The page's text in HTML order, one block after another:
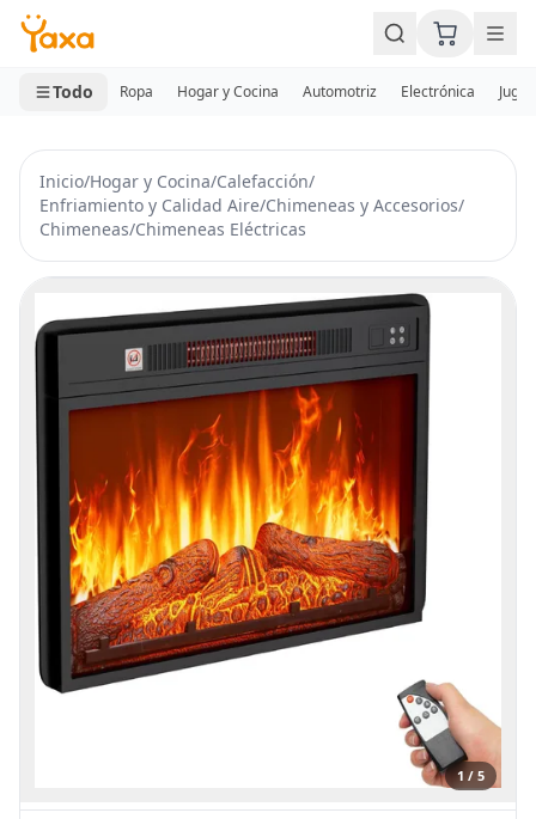
MINI CARRITO
0 productos
Todo Ropa Hogar y Cocina Automotriz Electrónica
Inicio/Hogar y Cocina/Calefacción/
Enfriamiento y Calidad Aire/Chimeneas y Accesorios/
Chimeneas/Chimeneas Eléctricas
1 / 5